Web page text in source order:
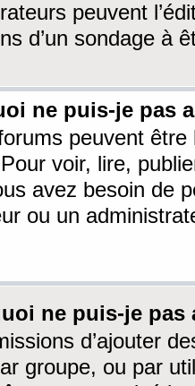
peuvent
d’un sondage à
ne puis-je pas
peuvent être
voir, lire,
avez besoin de
ou un
ne puis-je
d’ajouter
groupe, ou par